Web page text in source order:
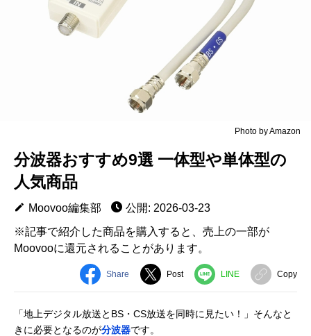
Photo by Amazon
分波器おすすめ9選 一体型や単体型の
人気商品
Moovoo編集部
公開: 2026-03-23
※記事で紹介した商品を購入すると、売上の一部が
Moovooに還元されることがあります。
Share Post LINE Copy
「地上デジタル放送とBS・CS放送を同時に見たい！」そんなと
きに必要となるのが分波器です。